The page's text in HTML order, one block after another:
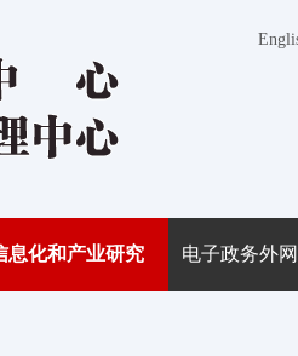
息化和产业研究 电子政务外网